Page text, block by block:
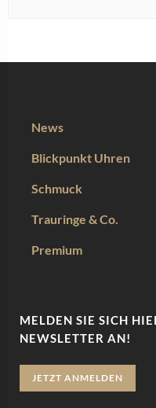
News
Blickpunkt Uhren
Schmuck
Trauringe & Co.
Premium
MELDEN SIE SICH
NEWSLETTER AN!
JETZT ANMELDEN